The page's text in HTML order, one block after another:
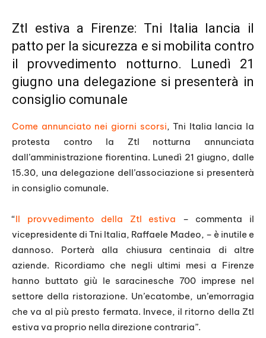
Ztl estiva a Firenze: Tni Italia lancia il
patto per la sicurezza e si mobilita contro
il provvedimento notturno. Lunedì 21
giugno una delegazione si presenterà in
consiglio comunale
Come annunciato nei giorni scorsi, Tni Italia lancia la
protesta contro la Ztl notturna annunciata
dall’amministrazione fiorentina. Lunedì 21 giugno, dalle
15.30, una delegazione dell’associazione si presenterà
in consiglio comunale.
“Il provvedimento della Ztl estiva – commenta il
vicepresidente di Tni Italia, Raffaele Madeo, – è inutile e
dannoso. Porterà alla chiusura centinaia di altre
aziende. Ricordiamo che negli ultimi mesi a Firenze
hanno buttato giù le saracinesche 700 imprese nel
settore della ristorazione. Un’ecatombe, un’emorragia
che va al più presto fermata. Invece, il ritorno della Ztl
estiva va proprio nella direzione contraria”.